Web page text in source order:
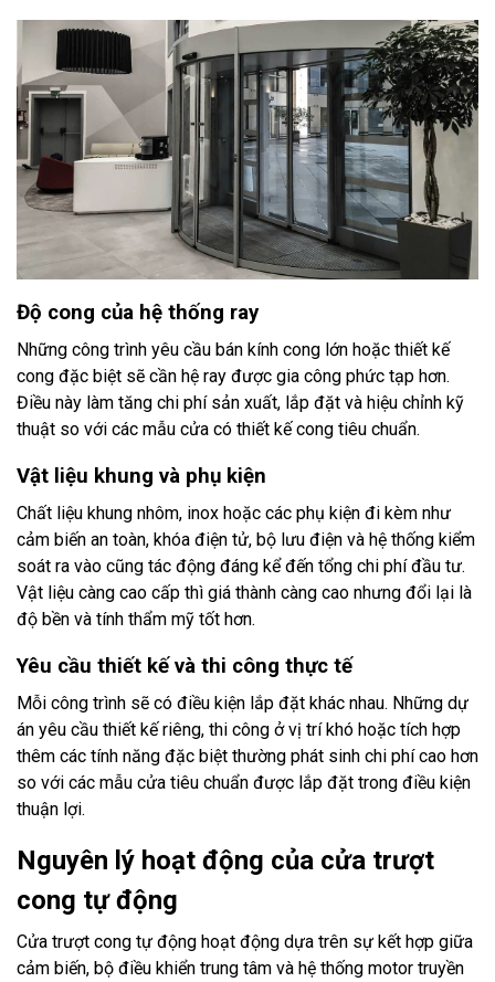
Độ cong của hệ thống ray
Những công trình yêu cầu bán kính cong lớn hoặc thiết kế
cong đặc biệt sẽ cần hệ ray được gia công phức tạp hơn.
Điều này làm tăng chi phí sản xuất, lắp đặt và hiệu chỉnh kỹ
thuật so với các mẫu cửa có thiết kế cong tiêu chuẩn.
Vật liệu khung và phụ kiện
Chất liệu khung nhôm, inox hoặc các phụ kiện đi kèm như
cảm biến an toàn, khóa điện tử, bộ lưu điện và hệ thống kiểm
soát ra vào cũng tác động đáng kể đến tổng chi phí đầu tư.
Vật liệu càng cao cấp thì giá thành càng cao nhưng đổi lại là
độ bền và tính thẩm mỹ tốt hơn.
Yêu cầu thiết kế và thi công thực tế
Mỗi công trình sẽ có điều kiện lắp đặt khác nhau. Những dự
án yêu cầu thiết kế riêng, thi công ở vị trí khó hoặc tích hợp
thêm các tính năng đặc biệt thường phát sinh chi phí cao hơn
so với các mẫu cửa tiêu chuẩn được lắp đặt trong điều kiện
thuận lợi.
Nguyên lý hoạt động của cửa trượt
cong tự động
Cửa trượt cong tự động hoạt động dựa trên sự kết hợp giữa
cảm biến, bộ điều khiển trung tâm và hệ thống motor truyền